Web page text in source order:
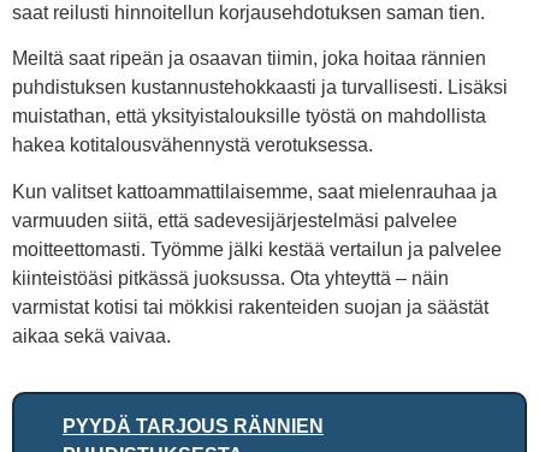
saat reilusti hinnoitellun korjausehdotuksen saman tien.
Meiltä saat ripeän ja osaavan tiimin, joka hoitaa rännien
puhdistuksen kustannustehokkaasti ja turvallisesti. Lisäksi
muistathan, että yksityistalouksille työstä on mahdollista
hakea kotitalousvähennystä verotuksessa.
Kun valitset kattoammattilaisemme, saat mielenrauhaa ja
varmuuden siitä, että sadevesijärjestelmäsi palvelee
moitteettomasti. Työmme jälki kestää vertailun ja palvelee
kiinteistöäsi pitkässä juoksussa. Ota yhteyttä – näin
varmistat kotisi tai mökkisi rakenteiden suojan ja säästät
aikaa sekä vaivaa.
PYYDÄ TARJOUS RÄNNIEN